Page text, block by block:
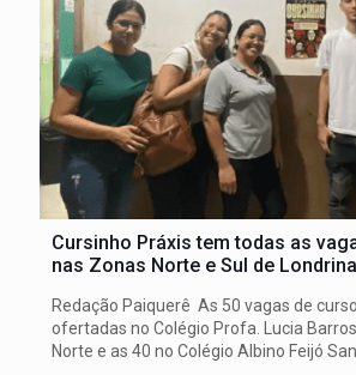
Cursinho Práxis tem todas as
nas Zonas Norte e Sul de Londrina
Redação Paiquerê As 50 vagas de
ofertadas no Colégio Profa. Lucia
Norte e as 40 no Colégio Albino Feijó